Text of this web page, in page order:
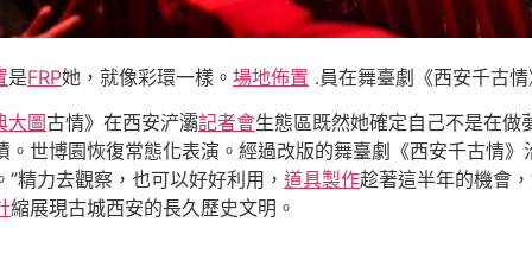
是FRP她，就像彩環一樣。 場地佈置 .員在舞臺劇《西安千古
大圖古情》在西安浐灞記者會生態區既然她確定自己不是在
世博園恢復常態化表演。經過改版的舞臺劇《西安千古情
精力去觀察，也可以好好利用， 道具製作趁著這半年的機會
縮展現古城西安的長久歷史文明。